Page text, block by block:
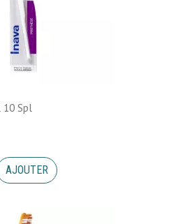
10 Spl
AJOUTER